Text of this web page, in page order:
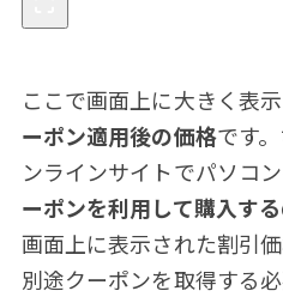
ここで画面上に大きく表
ーポン適用後の価格です
ンラインサイトでパソコ
ーポンを利用して購入す
画面上に表示された割引
別途クーポンを取得する